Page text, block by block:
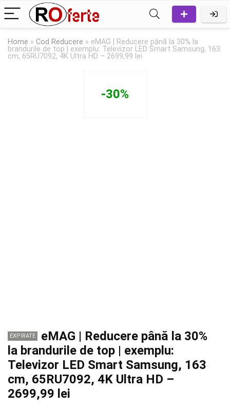
Home » Cod Reducere » eMAG | Reducere până la 30% la
brandurile de top | exemplu: Televizor LED Smart Samsung, 163
cm, 65RU7092, 4K Ultra HD – 2699,99 lei
-30%
EXPIRATE
eMAG | Reducere până la 30%
la brandurile de top | exemplu:
Televizor LED Smart Samsung, 163
cm, 65RU7092, 4K Ultra HD –
2699,99 lei